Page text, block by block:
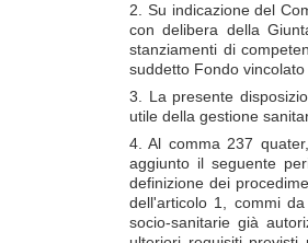
2. Su indicazione del
con delibera della
stanziamenti di
suddetto Fondo
3. La presente
utile della gestione
4. Al comma 237
aggiunto il seguente
definizione dei
dell'articolo 1, commi
socio-sanitarie già